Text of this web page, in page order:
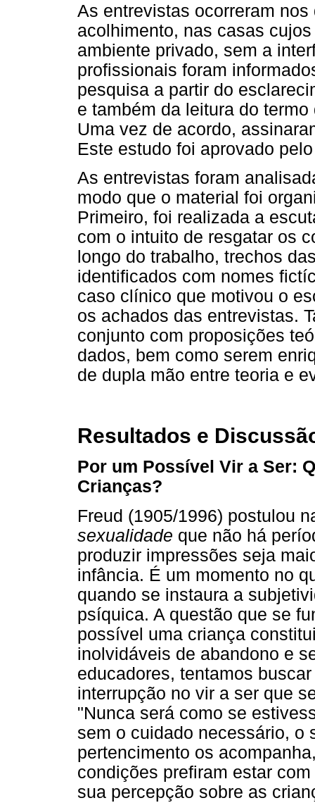
As entrevistas ocorreram
acolhimento, nas casas
ambiente privado, sem a
profissionais foram
pesquisa a partir do
e também da leitura do
Uma vez de acordo,
Este estudo foi aprovado
As entrevistas foram
modo que o material foi
Primeiro, foi realizada a
com o intuito de resgatar os
longo do trabalho, trechos
identificados com nomes
caso clínico que motivou o
os achados das entrevistas.
conjunto com proposições
dados, bem como serem
de dupla mão entre teoria e
Resultados e
Por um Possível Vir a Ser:
Crianças?
Freud (1905/1996) postulou
sexualidade que não há
produzir impressões seja
infância. É um momento no
quando se instaura a
psíquica. A questão que se
possível uma criança
inolvidáveis de abandono e
educadores, tentamos
interrupção no vir a ser que
"Nunca será como se
sem o cuidado necessário, o
pertencimento os
condições prefiram estar
sua percepção sobre as